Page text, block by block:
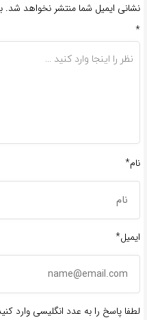
نشانی ایمیل شما منتشر نخواهد شد.
*
نام*
ایمیل*
لطفا پاسخ را به عدد انگلیسی وارد